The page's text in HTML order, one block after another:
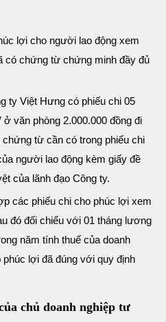
lợi cho người lao động xem
có chứng từ chứng minh đầy đủ
ty Việt Hưng có phiếu chi 05
văn phòng 2.000.000 đồng đi
từ cần có trong phiếu chi
người lao động kèm giấy đề
của lãnh đạo Công ty.
các phiếu chi cho phúc lợi xem
đó đối chiếu với 01 tháng lương
năm tính thuế của doanh
lợi đã đúng với quy định
chủ doanh nghiệp tư